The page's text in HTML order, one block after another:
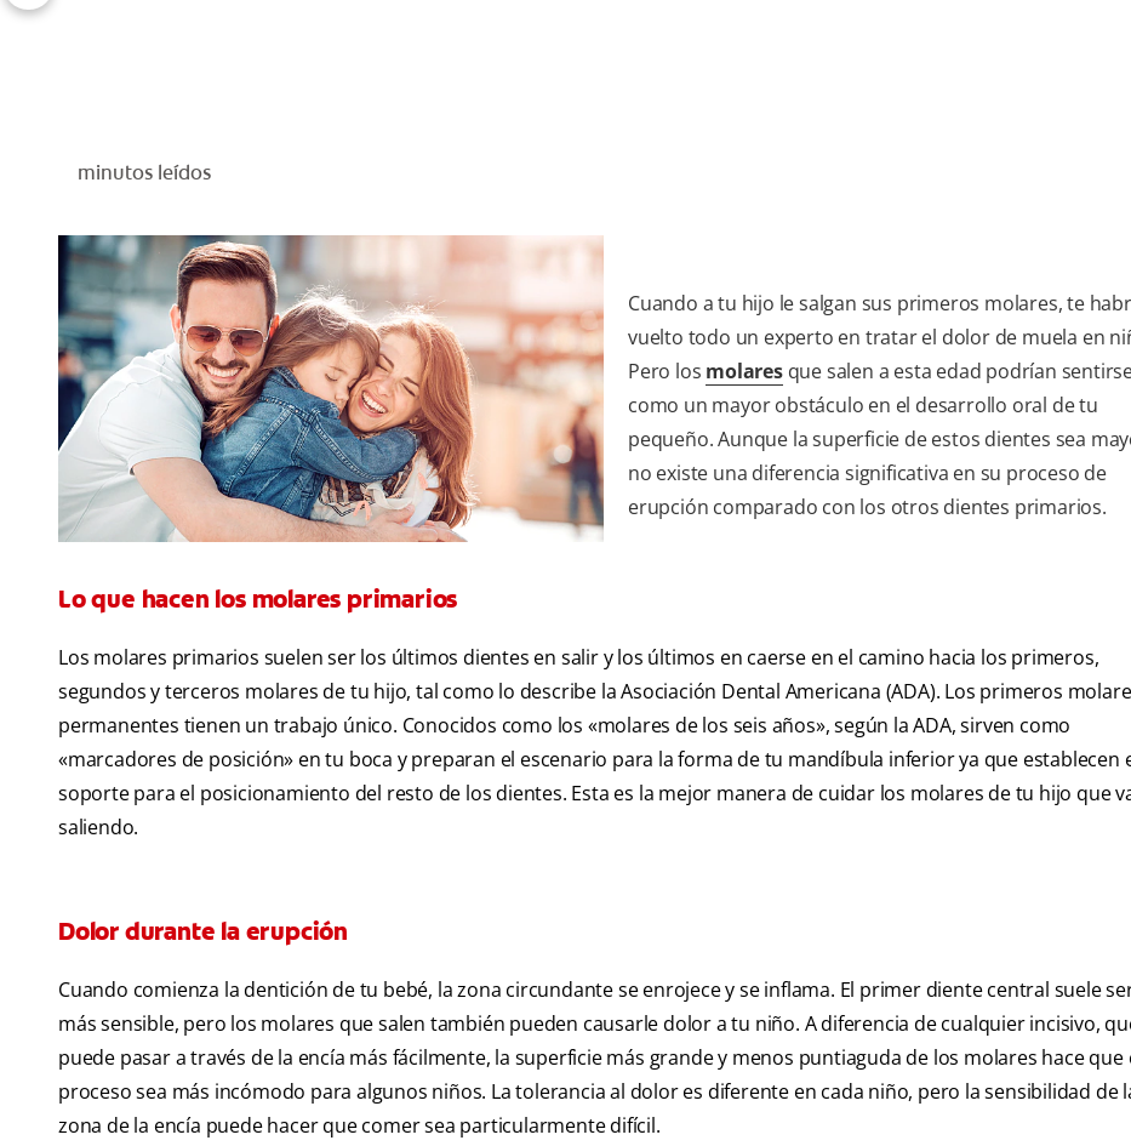
minutos leídos
Cuando a tu hijo le salgan sus primeros molares, te
vuelto todo un experto en tratar el dolor de muela en
Pero los molaresque salen a esta edad podrían
como un mayor obstáculo en el desarrollo oral de tu
pequeño. Aunque la superficie de estos dientes sea
no existe una diferencia significativa en su proceso de
erupción comparado con los otros dientes primarios.
Lo que hacen los molares primarios
Los molares primarios suelen ser los últimos dientes en salir y los últimos en caerse en el camino hacia los primeros,
segundos y terceros molares de tu hijo, tal como lo describe laAsociación Dental Americana (ADA). Los primeros
permanentes tienen un trabajo único. Conocidos como los «molares de los seis años», según la ADA, sirven como
«marcadores de posición» en tu boca y preparan el escenario para la forma de tu mandíbula inferior ya que establecen
soporte para el posicionamiento del resto de los dientes. Esta es la mejor manera de cuidar los molares de tu hijo que
saliendo.
Dolor durante la erupción
Cuando comienza la dentición de tu bebé, la zona circundante se enrojece y se inflama. El primer diente central suele
más sensible, pero los molares que salen también pueden causarle dolor a tu niño. A diferencia de cualquier incisivo,
puede pasar a través de la encía más fácilmente, la superficie más grande y menos puntiaguda de los molares hace que
proceso sea más incómodo para algunos niños. La tolerancia al dolor es diferente en cada niño, pero la sensibilidad de
zona de la encía puede hacer que comer sea particularmente difícil.